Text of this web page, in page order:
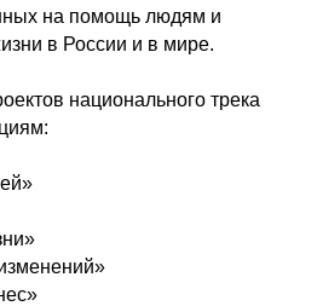
на помощь людям и
в России и в мире.
национального трека